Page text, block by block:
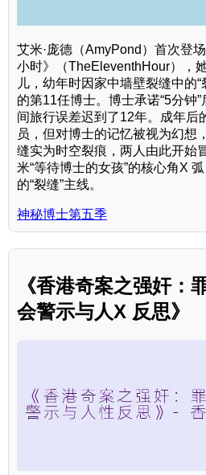
艾米·庞德（AmyPond）首次登
小时》（TheEleventhHour），
儿，幼年时因家中墙壁裂缝中的
的第11任博士。博士承诺“5分钟
间旅行误差迟到了12年。成年后
员，但对博士的记忆被视为幻想
缝实为时空裂痕，两人由此开始
米“等待博士的女孩”的核心角X
的“裂缝”主线。
神秘博士第五季
《香港奇案之强奸：
会警示与人X 反思》